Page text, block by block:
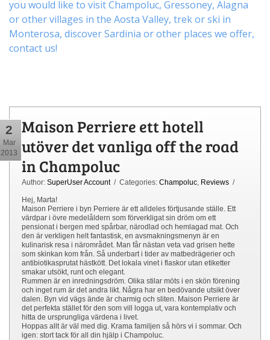
you would like to visitChampoluc, Gressoney, Alagna
or othervillages in the Aosta Valley, trekorski in
Monterosa, discoverSardinia or other places we offer,
contact us!
2
Mar
2013
Maison Perriere ett hotell
utöver det vanliga off the road
in Champoluc
Author: SuperUser Account/ Categories: Champoluc Reviews /
Hej, Marta!
Maison Perriere i byn Perriere är ett alldeles förtjusande ställe. Ett
värdpar i övre medelåldern som förverkligat sin dröm om ett
pensionat i bergen med spårbar, närodlad och hemlagad mat. Och
den är verkligen helt fantastisk, en avsmakningsmenyn är en
kulinarisk resa i närområdet. Man får nästan veta vad grisen hette
som skinkan kom från. Så underbart i tider av matbedrägerier och
antibiotikasprutat hästkött. Det lokala vinet i flaskor utan etiketter
smakar utsökt, runt och elegant.
Rummen är en inredningsdröm. Olika stilar möts i en skön förening
och inget rum är det andra likt. Några har en bedövande utsikt över
dalen. Byn vid vägs ände är charmig och sliten. Maison Perriere är
det perfekta stället för den som vill logga ut, vara kontemplativ och
hitta de ursprungliga värdena i livet.
Hoppas allt är väl med dig. Krama familjen så hörs vi i sommar. Och
igen: stort tack för all din hjälp i Champoluc.